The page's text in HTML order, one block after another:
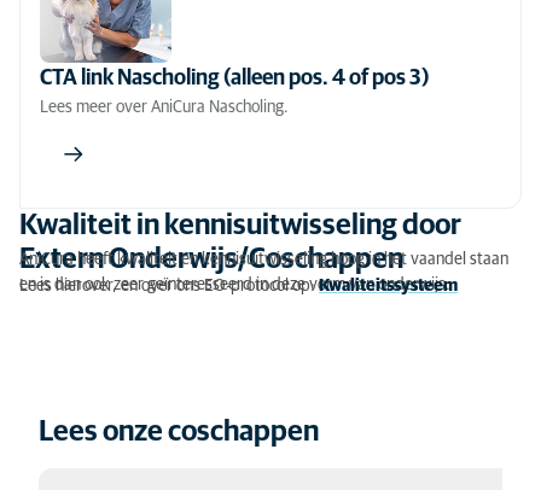
CTA link Nascholing (alleen pos. 4 of pos 3)
Lees meer over AniCura Nascholing.
Kwaliteit in kennisuitwisseling door
Extern Onderwijs/Coschappen
AniCura heeft kwaliteit en kennisuitwisseling hoog in het vaandel staan
en is dan ook zeer geïnteresseerd in deze vorm van onderwijs.
Lees hierover, en over ons EO-protocol op:Kwaliteitssysteem
Lees onze coschappen